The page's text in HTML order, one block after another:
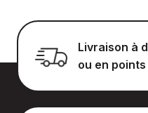
Livraison à
ou en